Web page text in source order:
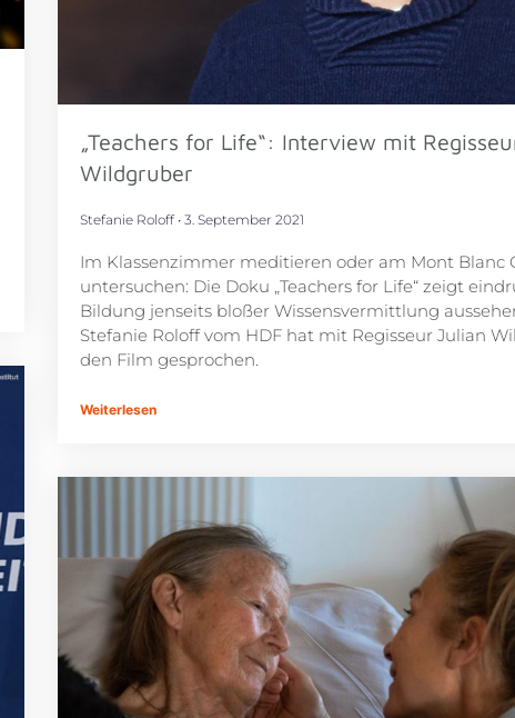
„Teachers for Life“: Interview mit
Wildgruber
Stefanie Roloff 3. September 2021
Im Klassenzimmer meditieren oder am Mont Blanc
untersuchen: Die Doku „Teachers for Life“ zeigt
Bildung jenseits bloßer Wissensvermittlung
Stefanie Roloff vom HDF hat mit Regisseur Julian
den Film gesprochen.
Weiterlesen